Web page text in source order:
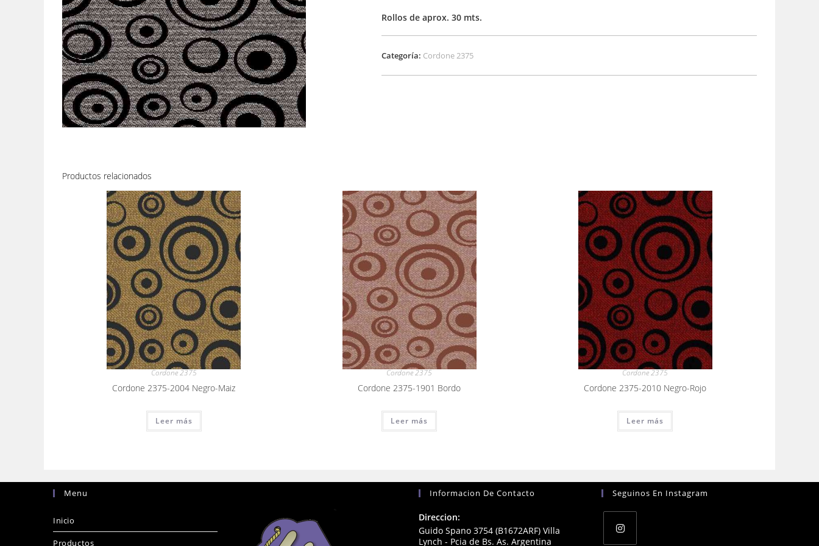
Rollos de aprox. 30 mts.
Categoría: Cordone 2375
Productos relacionados
Cordone 2375
Cordone 2375-2004 Negro-Maiz
Leer más
Cordone 2375
Cordone 2375-1901 Bordo
Leer más
Cordone 2375
Cordone 2375-2010 Negro-Rojo
Leer más
Menu
Inicio
Productos
Informacion De Contacto
Direccion:
Guido Spano 3754 (B1672ARF) Villa
Lynch - Pcia de Bs. As. Argentina
Seguinos En Instagram